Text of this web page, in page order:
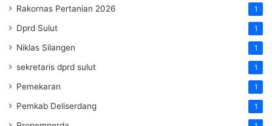
Rakornas Pertanian 2026 1
Dprd Sulut 1
Niklas Silangen 1
sekretaris dprd sulut 1
Pemekaran 1
Pemkab Deliserdang 1